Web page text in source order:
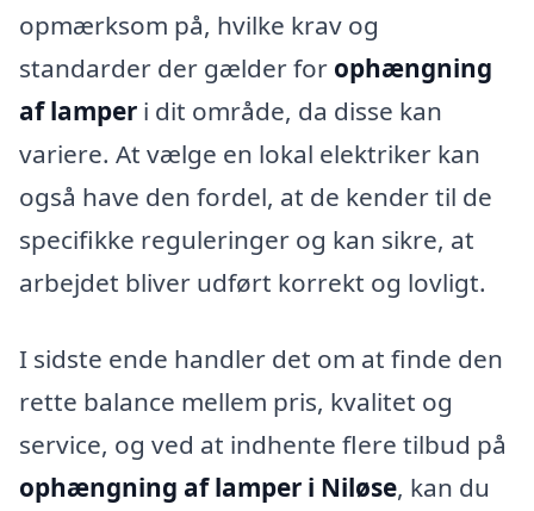
opmærksom på, hvilke krav og
standarder der gælder for ophængning
af lamper i dit område, da disse kan
variere. At vælge en lokal elektriker kan
også have den fordel, at de kender til de
specifikke reguleringer og kan sikre, at
arbejdet bliver udført korrekt og lovligt.
I sidste ende handler det om at finde den
rette balance mellem pris, kvalitet og
service, og ved at indhente flere tilbud på
ophængning af lamper i Niløse, kan du